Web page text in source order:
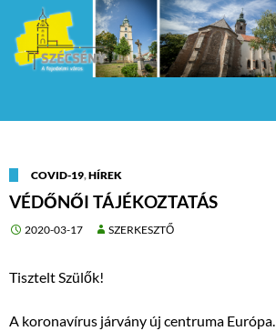
COVID-19,HÍREK
VÉDŐNŐI TÁJÉKOZTATÁS
2020-03-17 SZERKESZTŐ
Tisztelt Szülők!
A koronavírus járvány új centruma Európa.